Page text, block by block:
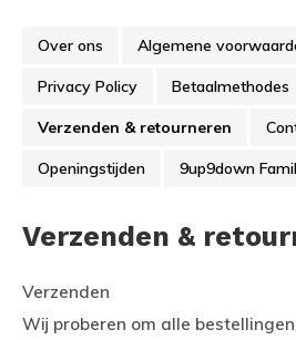
Over ons Algemene
Privacy Policy Betaalmethodes
Verzenden & retourneren
Openingstijden 9up9down
Verzenden &
Verzenden
Wij proberen om alle